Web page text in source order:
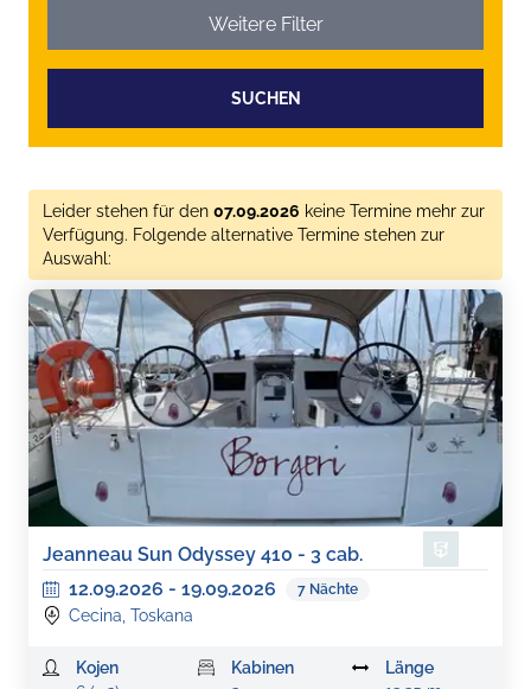
Weitere Filter
SUCHEN
Leider stehen für den 07.09.2026 keine Termine mehr zur
Verfügung. Folgende alternative Termine stehen zur
Auswahl:
Jeanneau Sun Odyssey 410 - 3 cab.
12.09.2026 - 19.09.2026 7 Nächte
Cecina, Toskana
Kojen
Kabinen
Länge